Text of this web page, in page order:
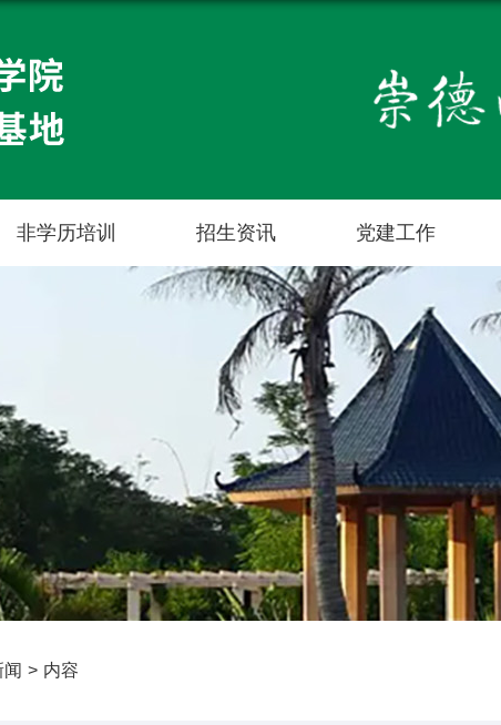
非学历培训 招生资讯 党建工作
> 内容